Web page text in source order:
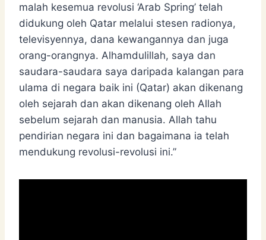
malah kesemua revolusi ‘Arab Spring’ telah
didukung oleh Qatar melalui stesen radionya,
televisyennya, dana kewangannya dan juga
orang-orangnya. Alhamdulillah, saya dan
saudara-saudara saya daripada kalangan para
ulama di negara baik ini (Qatar) akan dikenang
oleh sejarah dan akan dikenang oleh Allah
sebelum sejarah dan manusia. Allah tahu
pendirian negara ini dan bagaimana ia telah
mendukung revolusi-revolusi ini.”